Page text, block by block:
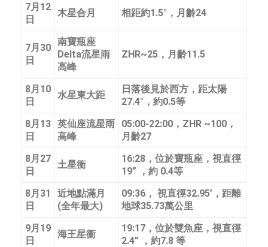
7月12
日
木星合月 相距約1.5°，月齡24
7月30
日
南寶瓶座
Delta流星雨
高峰
ZHR~25，月齡11.5
8月10
日
水星東大距
日落後見於西方，距太陽
27.4°，約0.5等
8月13
日
英仙座流星雨
高峰
05:00-22:00，ZHR ~100，
月齡27
8月27
日
土星衝
16:28，位於寶瓶座，視直徑
19” ，約 0.4等
8月31
日
近地點滿月
(全年最大)
09:36， 視直徑32.95’，距離
地球35.73萬公里
9月19
日
海王星衝
19:17，位於雙魚座，視直徑
2.4” ，約7.8 等